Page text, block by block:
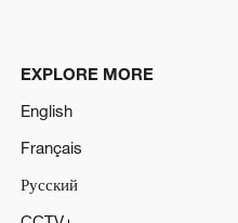
EXPLORE MORE
English
Français
Русский